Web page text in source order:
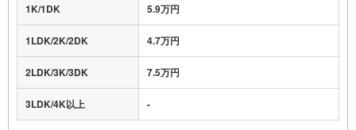
1K/1DK 5.9万円
1LDK/2K/2DK 4.7万円
2LDK/3K/3DK 7.5万円
3LDK/4K以上 -